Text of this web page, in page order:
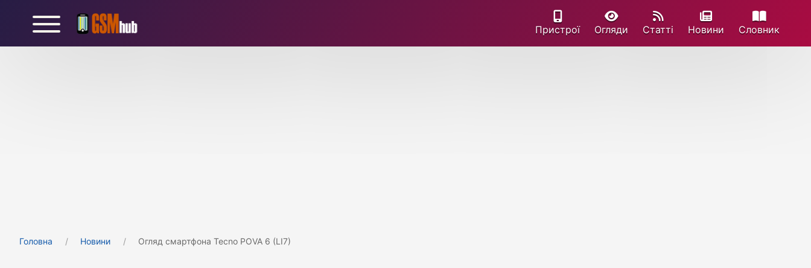
Пристрої Огляди Статті Новини Cловник
Головна Новини Огляд смартфона Tecno POVA 6 (LI7)